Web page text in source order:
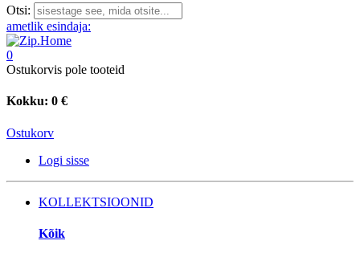
Otsi:
ametlik esindaja:
0
Ostukorvis pole tooteid
Kokku: 0 €
Ostukorv
Logi sisse
KOLLEKTSIOONID
Kõik